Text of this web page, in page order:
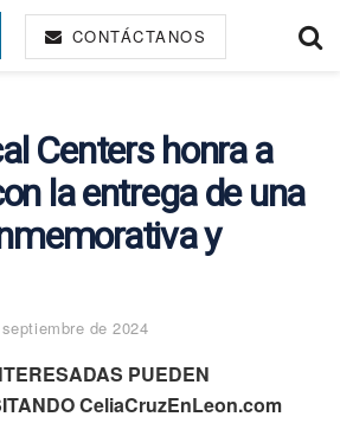
CONTÁCTANOS
Centers honra a
la entrega de una
y
de 2024
PUEDEN
CeliaCruzEnLeon.com